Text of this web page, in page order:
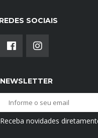
SOCIAIS
NEWSLETTER
Receba novidades